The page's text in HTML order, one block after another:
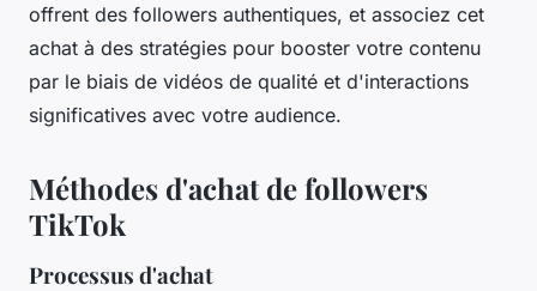
offrent des followers authentiques, et associez cet
achat à des stratégies pour booster votre contenu
par le biais de vidéos de qualité et d'interactions
significatives avec votre audience.
Méthodes d'achat de followers
TikTok
Processus d'achat